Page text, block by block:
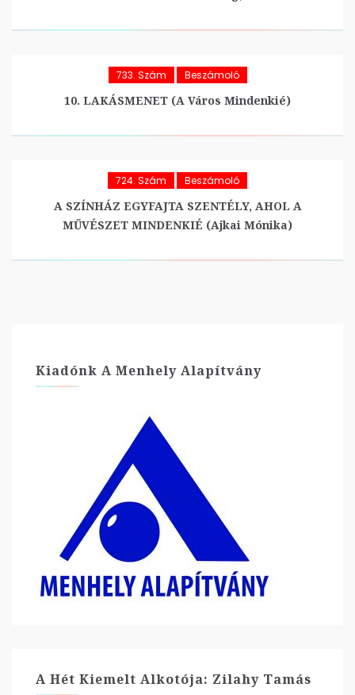
733. Szám Beszámoló
10. LAKÁSMENET (A Város Mindenkié)
724. Szám Beszámoló
A SZÍNHÁZ EGYFAJTA SZENTÉLY, AHOL A
MŰVÉSZET MINDENKIÉ (Ajkai Mónika)
Kiadónk A Menhely Alapítvány
A Hét Kiemelt Alkotója: Zilahy Tamás